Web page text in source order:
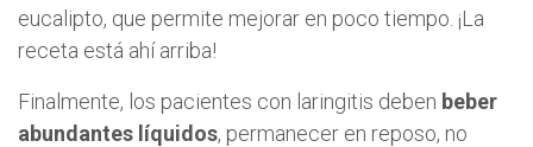
eucalipto, que permite mejorar en poco tiempo. ¡La
receta está ahí arriba!
Finalmente, los pacientes con laringitis deben beber
abundantes líquidos, permanecer en reposo, no